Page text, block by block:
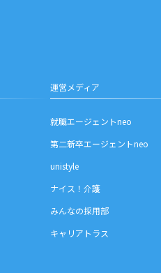
運営メディア
就職エージェントneo
第二新卒エージェントneo
unistyle
ナイス！介護
みんなの採用部
キャリアトラス